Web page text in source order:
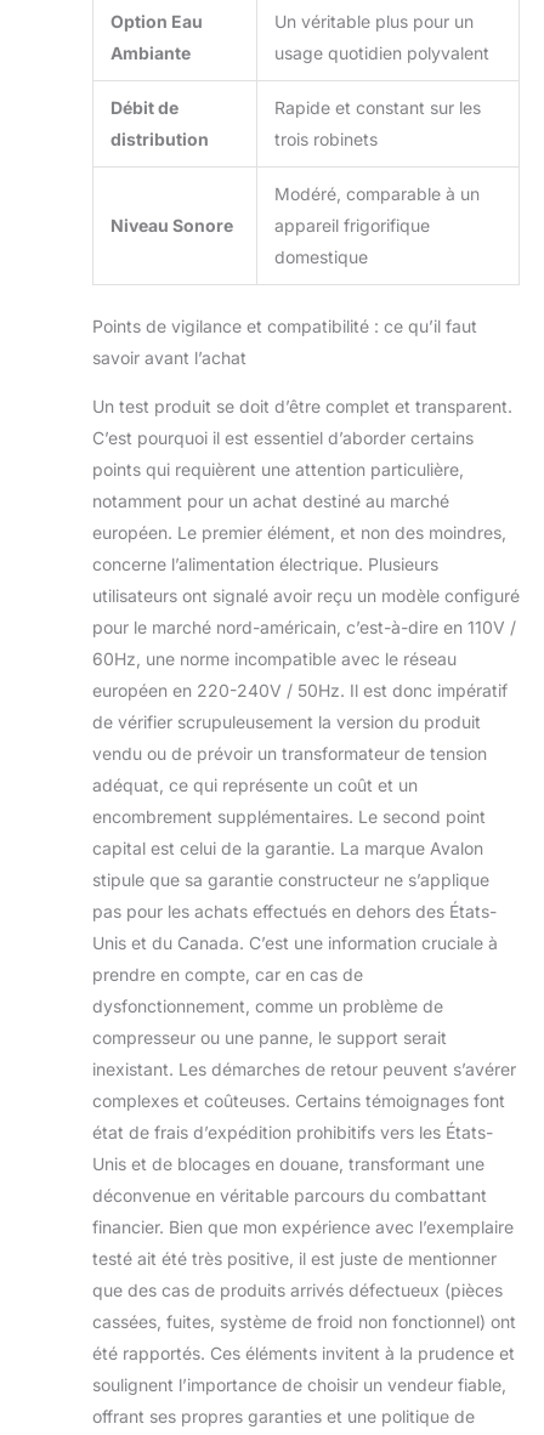
Option Eau
Ambiante
Un véritable plus pour un
usage quotidien polyvalent
Débit de
distribution
Rapide et constant sur les
trois robinets
Niveau Sonore
Modéré, comparable à un
appareil frigorifique
domestique
Points de vigilance et compatibilité : ce qu’il faut
savoir avant l’achat
Un test produit se doit d’être complet et transparent.
C’est pourquoi il est essentiel d’aborder certains
points qui requièrent une attention particulière,
notamment pour un achat destiné au marché
européen. Le premier élément, et non des moindres,
concerne l’alimentation électrique. Plusieurs
utilisateurs ont signalé avoir reçu un modèle configuré
pour le marché nord-américain, c’est-à-dire en 110V /
60Hz, une norme incompatible avec le réseau
européen en 220-240V / 50Hz. Il est donc impératif
de vérifier scrupuleusement la version du produit
vendu ou de prévoir un transformateur de tension
adéquat, ce qui représente un coût et un
encombrement supplémentaires. Le second point
capital est celui de la garantie. La marque Avalon
stipule que sa garantie constructeur ne s’applique
pas pour les achats effectués en dehors des États-
Unis et du Canada. C’est une information cruciale à
prendre en compte, car en cas de
dysfonctionnement, comme un problème de
compresseur ou une panne, le support serait
inexistant. Les démarches de retour peuvent s’avérer
complexes et coûteuses. Certains témoignages font
état de frais d’expédition prohibitifs vers les États-
Unis et de blocages en douane, transformant une
déconvenue en véritable parcours du combattant
financier. Bien que mon expérience avec l’exemplaire
testé ait été très positive, il est juste de mentionner
que des cas de produits arrivés défectueux (pièces
cassées, fuites, système de froid non fonctionnel) ont
été rapportés. Ces éléments invitent à la prudence et
soulignent l’importance de choisir un vendeur fiable,
offrant ses propres garanties et une politique de